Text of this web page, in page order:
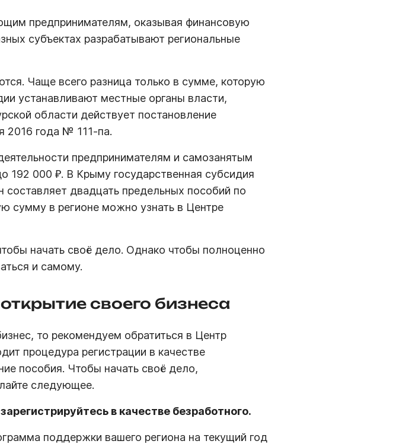
предпринимателям, оказывая финансовую
субъектах разрабатывают региональные
Чаще всего разница только в сумме, которую
устанавливают местные органы власти,
области действует постановление
2016 года № 111-па.
предпринимателям и самозанятым
000 ₽. В Крыму государственная субсидия
двадцать предельных пособий по
сумму в регионе можно узнать в Центре
начать своё дело. Однако чтобы полноценно
и самому.
своего бизнеса
то рекомендуем обратиться в Центр
процедура регистрации в качестве
пособия. Чтобы начать своё дело,
следующее.
в качестве безработного.
поддержки вашего региона на текущий год